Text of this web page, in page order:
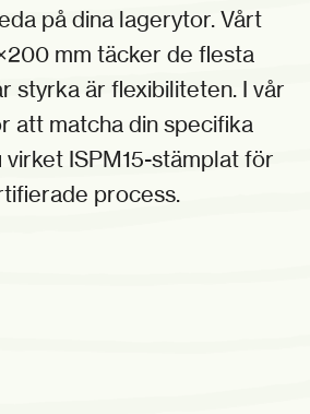
på dina lagerytor. Vårt
mm täcker de flesta
styrka är flexibiliteten. I vår
att matcha din specifika
ISPM15-stämplat för
process.